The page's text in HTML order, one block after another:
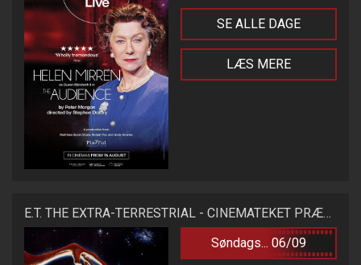
SE ALLE DAGE
LÆS MERE
E.T. THE EXTRA-TERRESTRIAL - CINEMATEKET PRÆSENTERER
Søndags... 06/09